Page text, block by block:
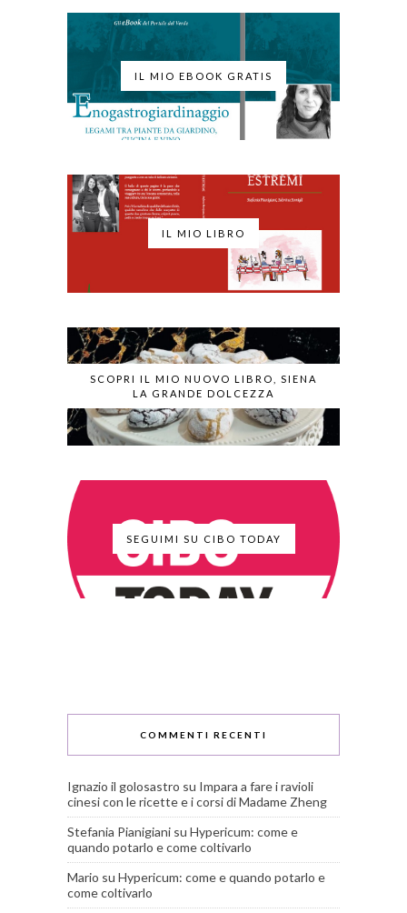
IL MIO EBOOK GRATIS
IL MIO LIBRO
SCOPRI IL MIO NUOVO LIBRO, SIENA
LA GRANDE DOLCEZZA
SEGUIMI SU CIBO TODAY
COMMENTI RECENTI
Ignazio il golosastro su Impara a fare i ravioli
cinesi con le ricette e i corsi di Madame Zheng
Stefania Pianigiani su Hypericum: come e
quando potarlo e come coltivarlo
Mario su Hypericum: come e quando potarlo e
come coltivarlo